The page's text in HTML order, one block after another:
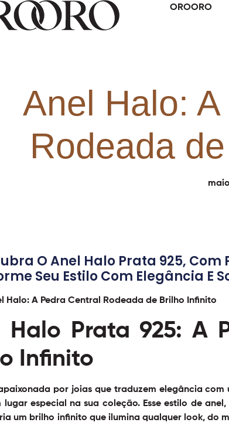
OROORO
Anel Halo:
Rodeada
O Anel Halo Prata 925,
Seu Estilo Com Elegância E
Halo Prata 925: A
Infinito
por joias que traduzem elegância
lugar especial na sua coleção. Esse estilo de
um brilho infinito que ilumina qualquer look, do